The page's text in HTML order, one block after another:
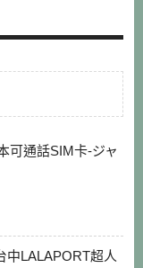
可通話SIM卡-ジャ
中LALAPORT超人